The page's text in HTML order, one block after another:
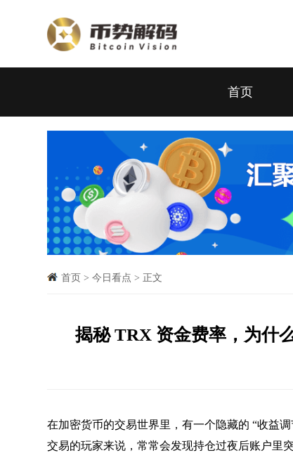
首页
首页 >今日看点 > 正文
揭秘 TRX 资金费率，为什
在加密货币的交易世界里，有一个隐藏的 “收益
交易的玩家来说，常常会发现持仓过夜后账户里